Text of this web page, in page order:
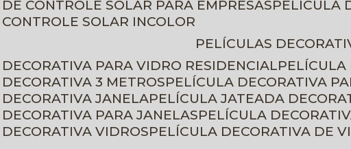
DE CONTROLE SOLAR PARA EMPRESAS
PELÍCULA
CONTROLE SOLAR INCOLOR
PELÍCULAS
DECORATIVA PARA VIDRO RESIDENCIAL
DECORATIVA 3 METROS
PELÍCULA DECORATIVA
DECORATIVA JANELA
PELÍCULA JATEADA
DECORATIVA PARA JANELAS
PELÍCULA
DECORATIVA VIDROS
PELÍCULA DECORATIVA DE